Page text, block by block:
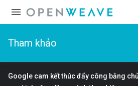
Tham khảo
Google cam kết thúc đẩy công bằng